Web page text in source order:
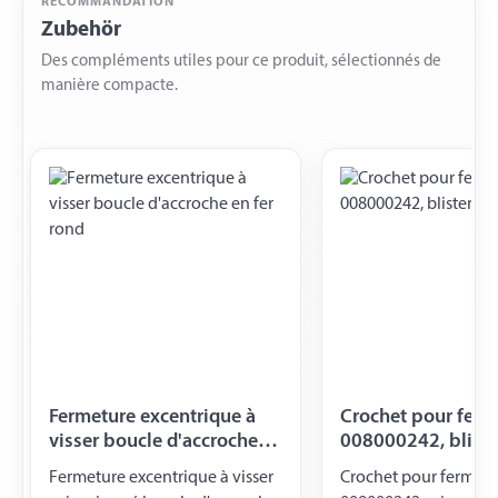
RECOMMANDATION
Zubehör
Des compléments utiles pour ce produit, sélectionnés de
manière compacte.
Fermeture excentrique à
visser boucle d'accroche
en fer rond
Fermeture excentrique à visser
Crochet pour
008000242,
Crochet pour